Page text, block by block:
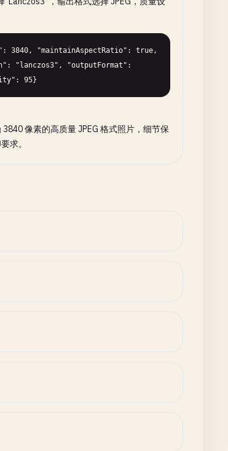
3840, "maintainAspectRatio": true,
"lanczos3", "outputFormat":
95}
像素的高质量 JPEG 格式照片，细节保
求。